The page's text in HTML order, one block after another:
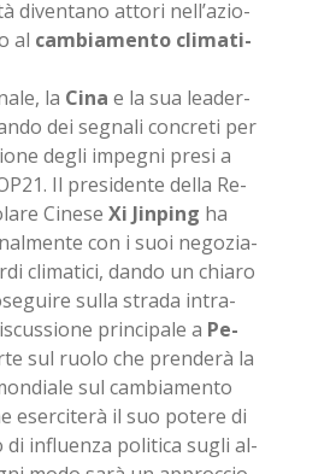
di­ven­ta­no at­to­ri nel­l’a­zio­
al cam­bia­men­to cli­ma­ti­
la Cina e la sua lea­der­
dei se­gna­li con­cre­ti per
de­gli im­pe­gni pre­si a
Il pre­si­den­te del­la Re­
Ci­ne­se Xi Jin­ping ha
con i suoi ne­go­zia­
cli­ma­ti­ci, dan­do un chia­ro
sul­la stra­da in­tra­
prin­ci­pa­le a Pe­
sul ruo­lo che pren­de­rà la
sul cam­bia­men­to
eser­ci­te­rà il suo po­te­re di
di in­fluen­za po­li­ti­ca su­gli al­